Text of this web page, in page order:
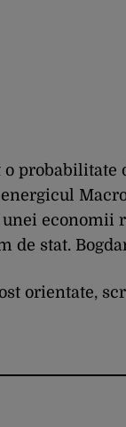
probabilitate
economii
de stat.
orientate,